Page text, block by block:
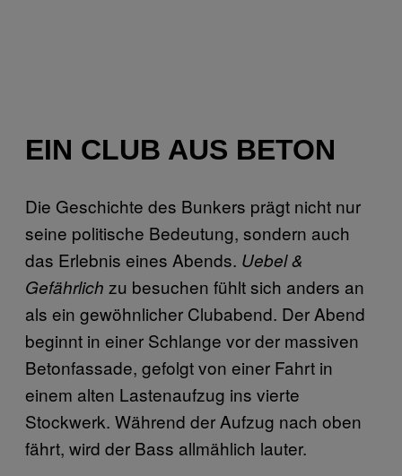
EIN CLUB AUS BETON
Die Geschichte des Bunkers prägt nicht nur
seine politische Bedeutung, sondern auch
das Erlebnis eines Abends. Uebel &
Gefährlich zu besuchen fühlt sich anders an
als ein gewöhnlicher Clubabend. Der Abend
beginnt in einer Schlange vor der massiven
Betonfassade, gefolgt von einer Fahrt in
einem alten Lastenaufzug ins vierte
Stockwerk. Während der Aufzug nach oben
fährt, wird der Bass allmählich lauter.